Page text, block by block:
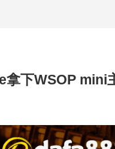
拿下WSOP mini